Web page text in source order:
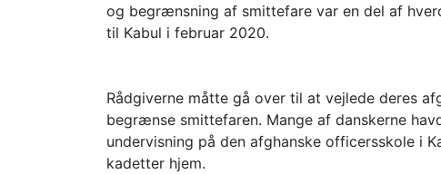
og begrænsning af smittefare var en del af
til Kabul i februar 2020.
Rådgiverne måtte gå over til at vejlede deres
begrænse smittefaren. Mange af danskerne
undervisning på den afghanske officersskole i
kadetter hjem.